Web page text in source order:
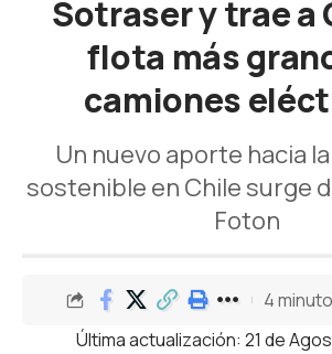
Sotraser y trae a
flota más
camiones
Un nuevo aporte hacia
sostenible en Chile surge
Foton
Última actualización: 21 de
4